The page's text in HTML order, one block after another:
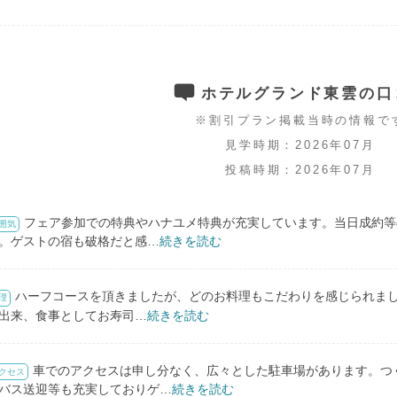
ホテルグランド東雲の
※割引プラン掲載当時の情報で
見学時期：2026年07月
投稿時期：2026年07月
気
フェア参加での特典やハナユメ特典が充実しています。当日成約
ゲストの宿も破格だと感…続きを読む
ハーフコースを頂きましたが、どのお料理もこだわりを感じられま
来、食事としてお寿司
続きを読む
セス
車でのアクセスは申し分なく、広々とした駐車場があります。
ス送迎等も充実しておりゲ… 続きを読む